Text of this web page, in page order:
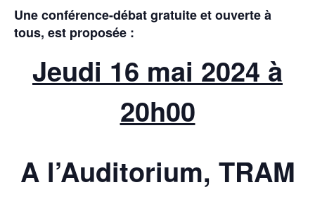
Une conférence-débat gratuite et ouverte à
tous, est proposée :
Jeudi 16 mai 2024 à
20h00
A l’Auditorium, TRAM